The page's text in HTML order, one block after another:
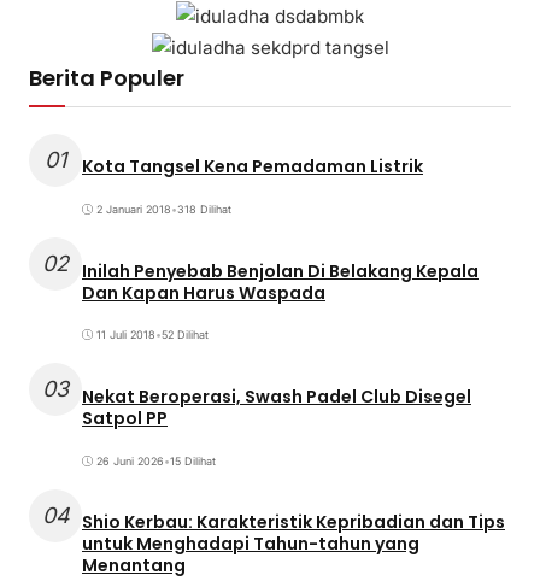
Berita Populer
01 Kota Tangsel Kena Pemadaman Listrik
2 Januari 2018•318 Dilihat
02 Inilah Penyebab Benjolan Di Belakang Kepala
Dan Kapan Harus Waspada
11 Juli 2018•52 Dilihat
03 Nekat Beroperasi, Swash Padel Club Disegel
Satpol PP
26 Juni 2026•15 Dilihat
04 Shio Kerbau: Karakteristik Kepribadian dan Tips
untuk Menghadapi Tahun-tahun yang
Menantang